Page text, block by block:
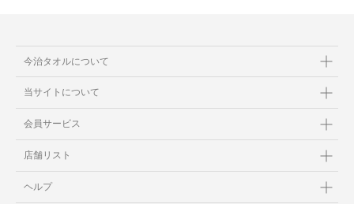
今治タオルについて
当サイトについて
会員サービス
店舗リスト
ヘルプ